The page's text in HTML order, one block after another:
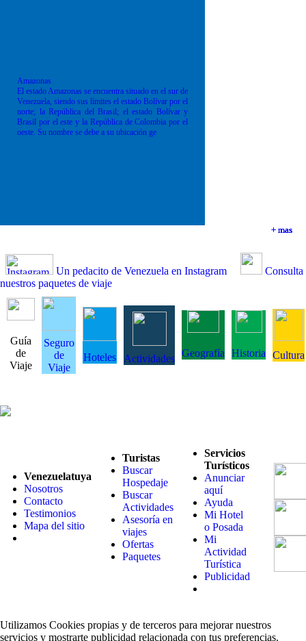
+ mas
+ mas
+ mas
Amazonas
El estado Amazonas se encuentra situado en el sur de
Venezuela, siendo sus límites el estado Bolívar por el
norte; la República del Brasil; el estado Bolívar y
Brasil por el este y la República de Colombia por el
oeste. Su nombre se debe a su ubicación ge
+ mas
Un pedacito de Venezuela en Instagram
Consulta
nuestros paquetes de viaje
Guía
de
Viaje
Seguro
de
Viaje
Hoteles Actividades Geografía Historia Cultura
Venezuelatuya
Nosotros
Contacto
Testimonios
Mapa del sitio
Turistas
Buscar
Hospedaje
Buscar
Actividades
Asesoría en
viajes
Ofertas
Paquetes
Servicios
Turísticos
Anunciar
aquí
Ayuda
Mi Hotel
o Posada
Mi
Actividad
Turística
Publicidad
Utilizamos Cookies propias y de terceros para mejorar nuestros
servicios y mostrarte publicidad relacionada con tus preferencias.